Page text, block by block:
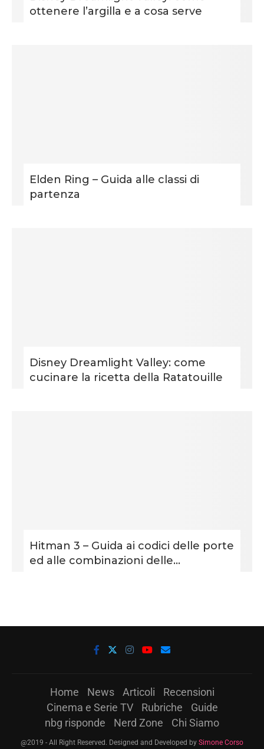
ottenere l’argilla e a cosa serve
Elden Ring – Guida alle classi di
partenza
Disney Dreamlight Valley: come
cucinare la ricetta della Ratatouille
Hitman 3 – Guida ai codici delle porte
ed alle combinazioni delle...
Home News Articoli
Recensioni
Cinema e Serie TV
Rubriche
Guide
nbg risponde
Nerd Zone Chi Siamo
@2019 - All Right Reserved. Designed and Developed by Simone Corso